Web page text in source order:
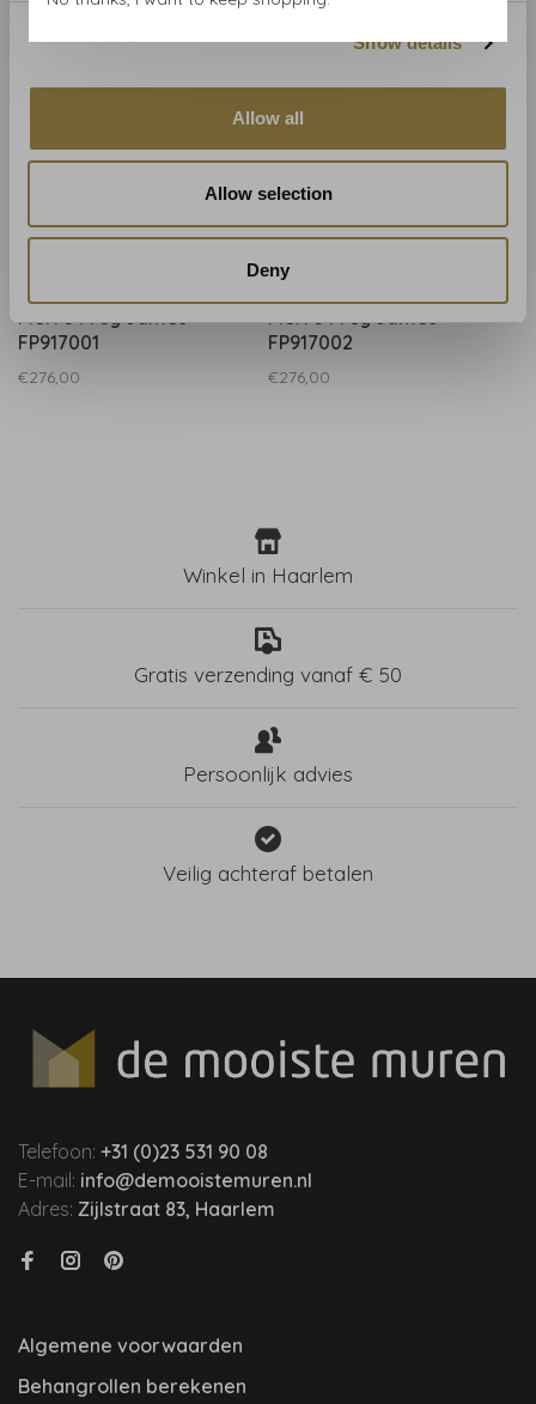
Show details
Allow all
Allow selection
Deny
Pierre Frey James -
FP917001
€276,00
Pierre Frey James -
FP917002
€276,00
Winkel in Haarlem
Gratis verzending vanaf € 50
Persoonlijk advies
Veilig achteraf betalen
Telefoon: +31 (0)23 531 90 08
E-mail: info@demooistemuren.nl
Adres: Zijlstraat 83, Haarlem
Algemene voorwaarden
Behangrollen berekenen